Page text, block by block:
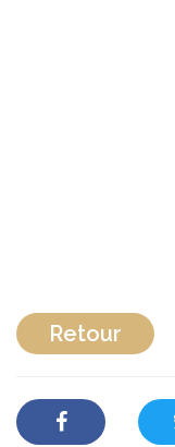
Retour